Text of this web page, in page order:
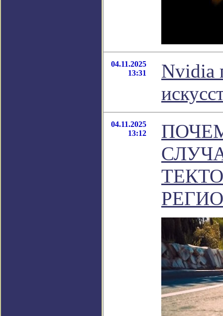
04.11.2025
13:31
Nvidia
04.11.2025
13:12